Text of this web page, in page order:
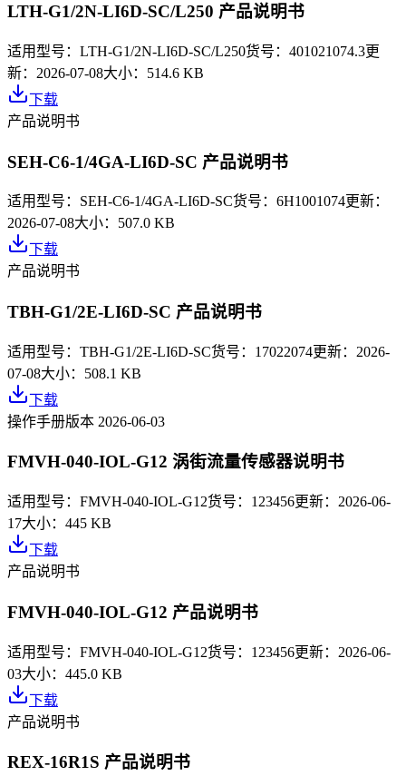
LTH-G1/2N-LI6D-SC/L250 产品说明书
适用型号： LTH-G1/2N-LI6D-SC/L250货号： 401021074.3更
新： 2026-07-08大小： 514.6 KB
下载
产品说明书
SEH-C6-1/4GA-LI6D-SC 产品说明书
适用型号： SEH-C6-1/4GA-LI6D-SC货号： 6H1001074更新：
2026-07-08大小： 507.0 KB
下载
产品说明书
TBH-G1/2E-LI6D-SC 产品说明书
适用型号： TBH-G1/2E-LI6D-SC货号： 17022074更新： 2026-
07-08大小： 508.1 KB
下载
操作手册版本 2026-06-03
FMVH-040-IOL-G12 涡街流量传感器说明书
适用型号： FMVH-040-IOL-G12货号： 123456更新： 2026-06-
17大小： 445 KB
下载
产品说明书
FMVH-040-IOL-G12 产品说明书
适用型号： FMVH-040-IOL-G12货号： 123456更新： 2026-06-
03大小： 445.0 KB
下载
产品说明书
REX-16R1S 产品说明书